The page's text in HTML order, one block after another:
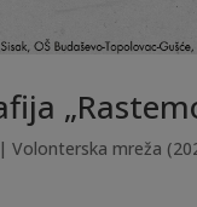
|Volonterska mreža